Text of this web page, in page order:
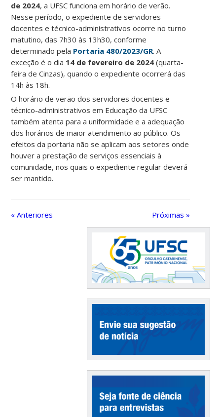
de 2024, a UFSC funciona em horário de verão.
Nesse período, o expediente de servidores
docentes e técnico-administrativos ocorre no turno
matutino, das 7h30 às 13h30, conforme
determinado pela Portaria 480/2023/GR. A
exceção é o dia 14 de fevereiro de 2024 (quarta-
feira de Cinzas), quando o expediente ocorrerá das
14h às 18h.
O horário de verão dos servidores docentes e
técnico-administrativos em Educação da UFSC
também atenta para a uniformidade e a adequação
dos horários de maior atendimento ao público. Os
efeitos da portaria não se aplicam aos setores onde
houver a prestação de serviços essenciais à
comunidade, nos quais o expediente regular deverá
ser mantido.
« Anteriores Próximas »